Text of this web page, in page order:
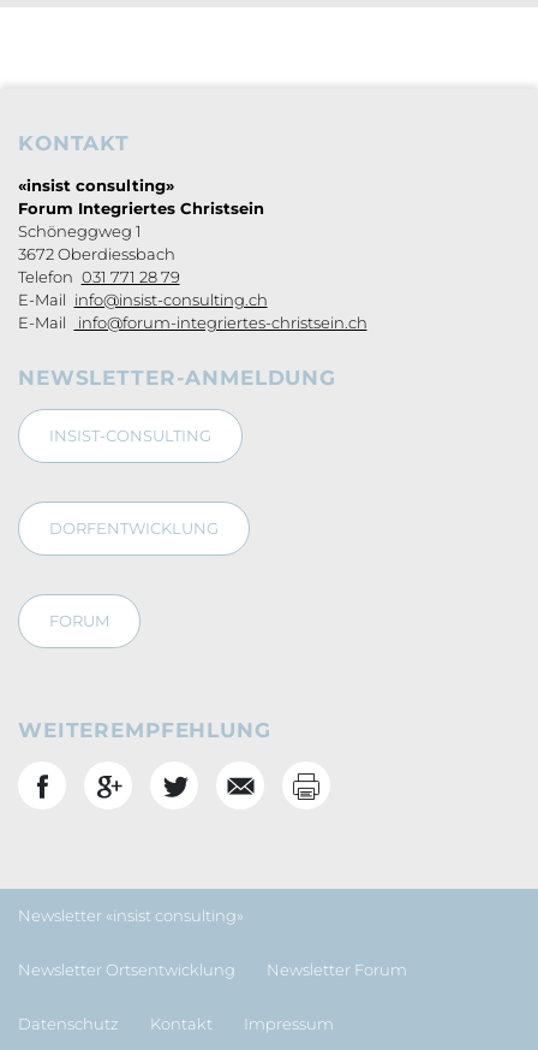
Footerbereich
KONTAKT
«insist consulting»
Forum Integriertes Christsein
Schöneggweg 1
3672 Oberdiessbach
Telefon 031 771 28 79
E-Mail info@insist-consulting.ch
E-Mail
info@forum-integriertes-christsein.ch
NEWSLETTER-ANMELDUNG
INSIST-CONSULTING
DORFENTWICKLUNG
FORUM
Social Bookmarks
WEITEREMPFEHLUNG
Drucken
Newsletter «insist consulting»
Newsletter Ortsentwicklung Newsletter Forum
Datenschutz Kontakt Impressum